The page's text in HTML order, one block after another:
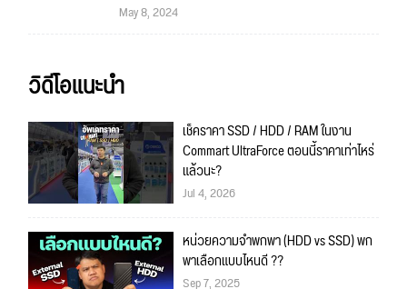
May 8, 2024
วิดีโอแนะนำ
เช็คราคา SSD / HDD / RAM ในงาน
Commart UltraForce ตอนนี้ราคาเท่าไหร่
แล้วนะ?
Jul 4, 2026
หน่วยความจำพกพา (HDD vs SSD) พก
พาเลือกแบบไหนดี ??
Sep 7, 2025